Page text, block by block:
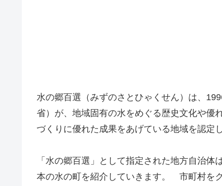
水の郷百選（みずのさとひゃくせん）は、
省）が、地域固有の水をめぐる歴史文化や優
づくりに優れた成果をあげている地域を認定
「水の郷百選」として指定された地方自治
本の水の町を紹介していきます。 市町村を